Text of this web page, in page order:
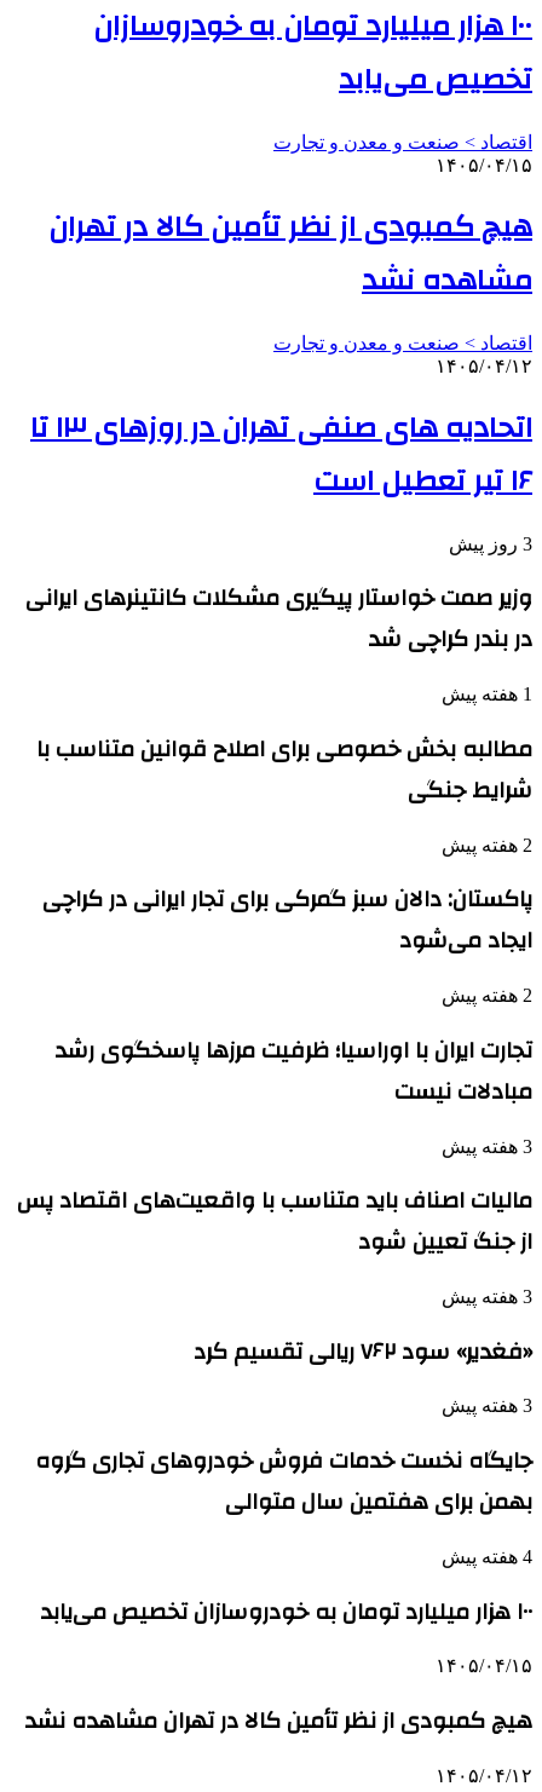
۱۰۰ هزار میلیارد تومان به خودروسازان
تخصیص می‌یابد
اقتصاد > صنعت و معدن و تجارت
۱۴۰۵/۰۴/۱۵
هیچ کمبودی از نظر تأمین کالا در تهران
مشاهده نشد
اقتصاد > صنعت و معدن و تجارت
۱۴۰۵/۰۴/۱۲
اتحادیه های صنفی تهران در روزهای ۱۳ تا
۱۶ تیر تعطیل است
3 روز پیش
وزیر صمت خواستار پیگیری مشکلات کانتینرهای ایرانی
در بندر کراچی شد
1 هفته پیش
مطالبه بخش خصوصی برای اصلاح قوانین متناسب با
شرایط جنگی
2 هفته پیش
پاکستان: دالان سبز گمرکی برای تجار ایرانی در کراچی
ایجاد می‌شود
2 هفته پیش
تجارت ایران با اوراسیا؛ ظرفیت مرزها پاسخگوی رشد
مبادلات نیست
3 هفته پیش
مالیات اصناف باید متناسب با واقعیت‌های اقتصاد پس
از جنگ تعیین شود
3 هفته پیش
«فغدیر» سود ۷۶۲ ریالی تقسیم کرد
3 هفته پیش
جایگاه نخست خدمات فروش خودروهای تجاری گروه
بهمن برای هفتمین سال متوالی
4 هفته پیش
۱۰۰ هزار میلیارد تومان به خودروسازان تخصیص می‌یابد
۱۴۰۵/۰۴/۱۵
هیچ کمبودی از نظر تأمین کالا در تهران مشاهده نشد
۱۴۰۵/۰۴/۱۲